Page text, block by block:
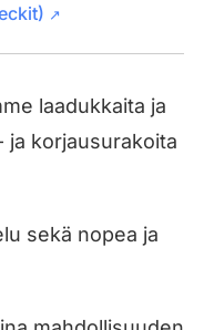
↗
laadukkaita ja
ja korjausurakoita
sekä nopea ja